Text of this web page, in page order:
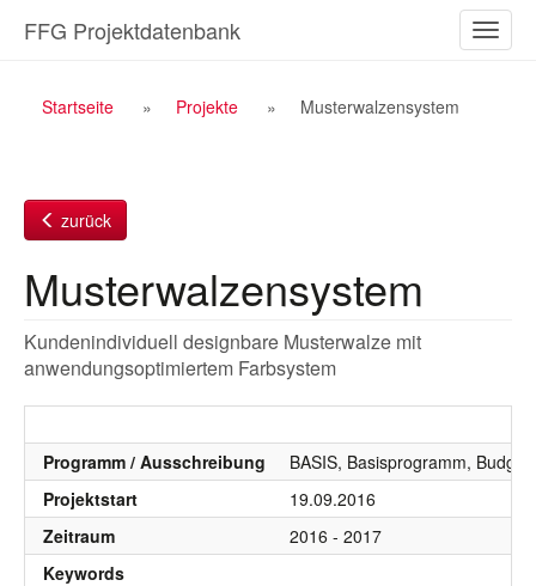
Inhalt
ein-/
FFG Projektdatenbank
Breadcrumb
Startseite Projekte Musterwalzensystem
zurück
Musterwalzensystem
Kundenindividuell designbare Musterwalze mit
anwendungsoptimiertem Farbsystem
Programm / Ausschreibung
BASIS, Basisprogramm,
Projektstart
19.09.2016
Zeitraum
2016 - 2017
Keywords